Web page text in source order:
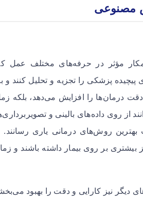
مصنوعی
مؤثر در حرفه‌های مختلف عمل
پیچیده پزشکی را تجزیه و تحلیل کنند
دقت درمان‌ها را افزایش می‌دهد، بلکه
از روی داده‌های بالینی و
بهترین روش‌های درمانی یاری
بیشتری بر روی بیمار داشته باشند و
نیز کارایی و دقت را بهبود